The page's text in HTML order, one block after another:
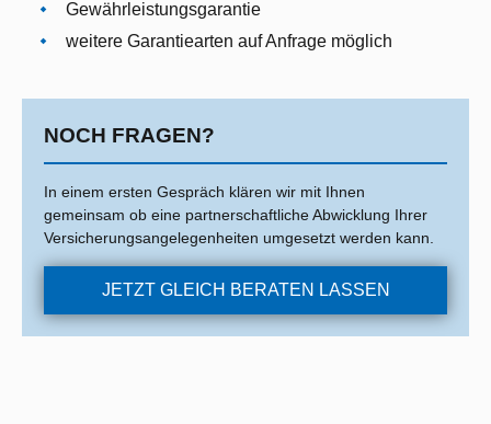
Gewährleistungsgarantie
weitere Garantiearten auf Anfrage möglich
NOCH FRAGEN?
In einem ersten Gespräch klären wir mit Ihnen
gemeinsam ob eine partnerschaftliche Abwicklung Ihrer
Versicherungsangelegenheiten umgesetzt werden kann.
JETZT GLEICH BERATEN LASSEN